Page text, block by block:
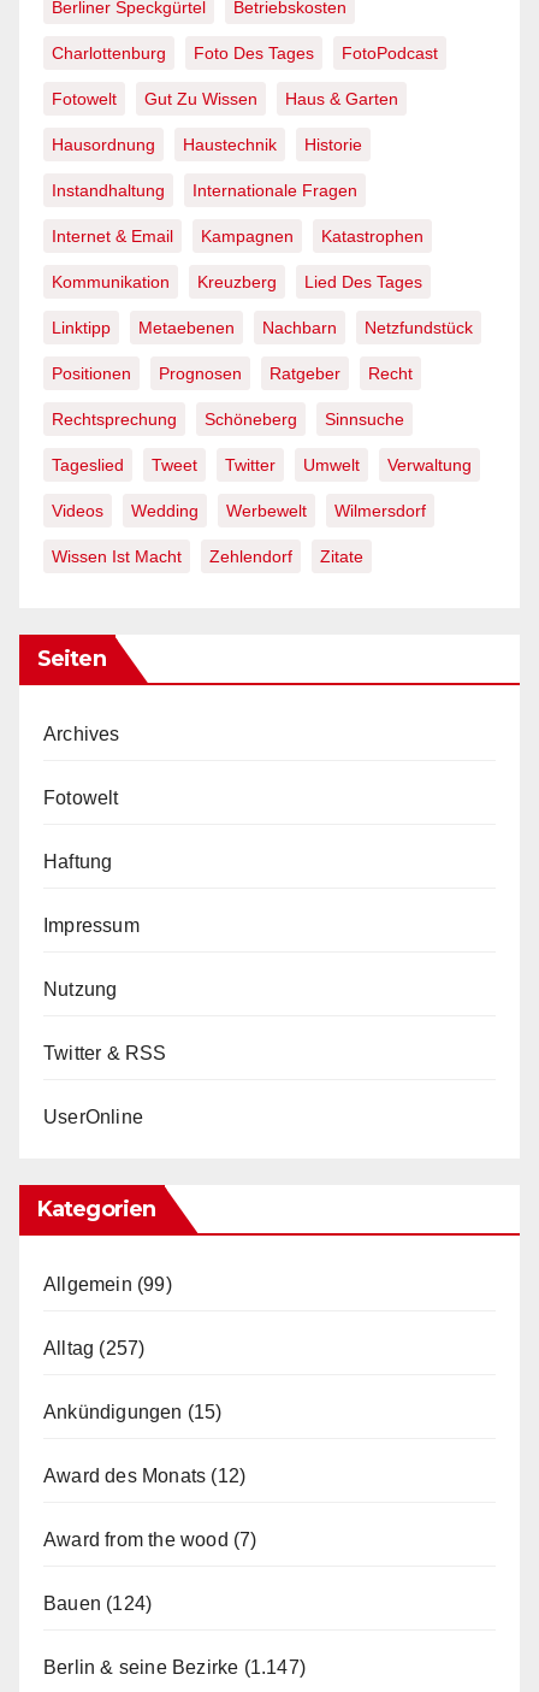
Berliner Speckgürtel Betriebskosten
Charlottenburg Foto Des Tages FotoPodcast
Fotowelt Gut Zu Wissen Haus & Garten
Hausordnung Haustechnik Historie
Instandhaltung Internationale Fragen
Internet & Email Kampagnen Katastrophen
Kommunikation Kreuzberg Lied Des Tages
Linktipp Metaebenen Nachbarn Netzfundstück
Positionen Prognosen Ratgeber Recht
Rechtsprechung Schöneberg Sinnsuche
Tageslied Tweet Twitter Umwelt Verwaltung
Videos Wedding Werbewelt Wilmersdorf
Wissen Ist Macht Zehlendorf Zitate
Seiten
Archives
Fotowelt
Haftung
Impressum
Nutzung
Twitter & RSS
UserOnline
Kategorien
Allgemein (99)
Alltag (257)
Ankündigungen (15)
Award des Monats (12)
Award from the wood (7)
Bauen (124)
Berlin & seine Bezirke (1.147)